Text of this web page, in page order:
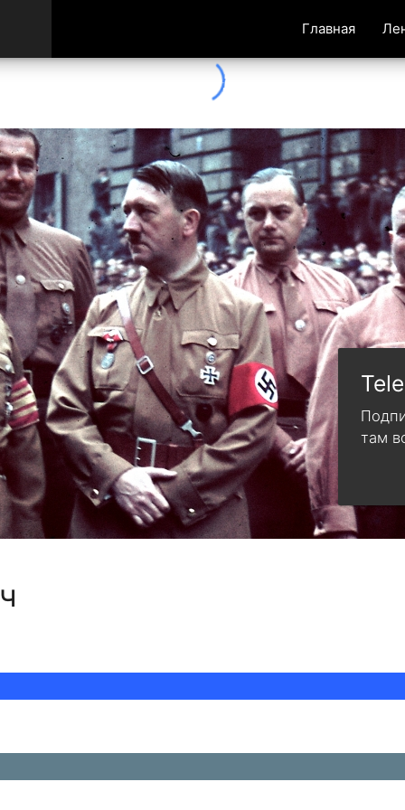
Главная
там